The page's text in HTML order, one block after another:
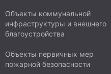
Объекты коммунальной
инфраструктуры и внешнего
благоустройства
Объекты первичных мер
пожарной безопасности